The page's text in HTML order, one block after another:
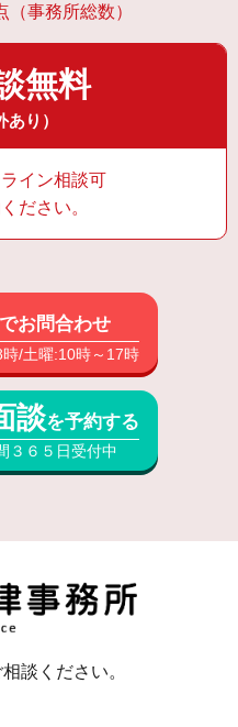
事務所総数）
無料
あり）
イン相談可
ださい。
お問合わせ
/土曜:10時～17時
談を予約する
３６５日受付中
談ください。